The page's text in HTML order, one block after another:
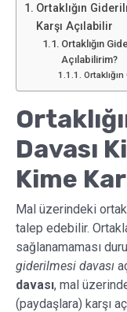
Ortaklığın
Karşı Açılabilir
Ortaklığın
Açılabilirim?
Davası
Kime
Mal üzerindeki
talep edebilir.
sağlanamaması
giderilmesi davası
davası, mal
(paydaşlara) karşı